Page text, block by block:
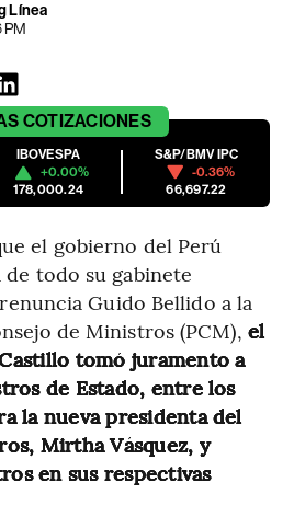
Línea
PM
COTIZACIONES
IBOVESPA
+0.00%
178,000.24
S&P/BMV IPC
-0.36%
66,697.22
el gobierno del Perú
todo su gabinete
Guido Bellido a la
de Ministros (PCM), el
tomó juramento a
de Estado, entre los
la nueva presidenta del
Mirtha Vásquez, y
en sus respectivas